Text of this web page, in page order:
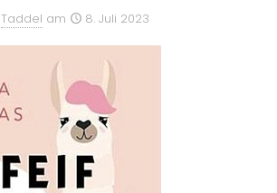
Taddel am 8. Juli 2023